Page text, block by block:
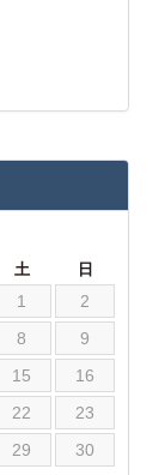
土 日
1
2
8
9
15
16
22
23
29
30